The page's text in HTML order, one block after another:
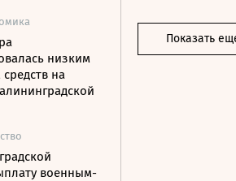
низким
на
военным-
Показать